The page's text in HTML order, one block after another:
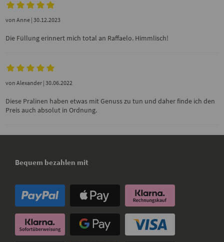
vonAnne | 30.12.2023
Die Füllung erinnert mich total an Raffaelo. Himmlisch!
vonAlexander | 30.06.2022
Diese Pralinen haben etwas mit Genuss zu tun und daher finde ich den
Preis auch absolut in Ordnung.
Bequem bezahlen mit